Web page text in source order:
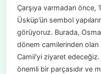
Çarşıya varmadan önce,
Üsküp’ün sembol
görüyoruz. Burada,
dönem camilerinden olan
Camii'yi ziyaret edeceğiz.
önemli bir parçasıdır ve